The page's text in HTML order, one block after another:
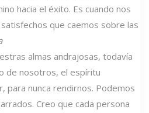
hacia el éxito. Es cuando nos
que caemos sobre las
almas andrajosas, todavía
de nosotros, el espíritu
para nunca rendirnos. Podemos
Creo que cada persona